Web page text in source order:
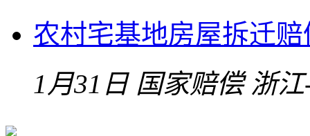
农村宅基地房屋拆迁
1月31日 国家赔偿 浙